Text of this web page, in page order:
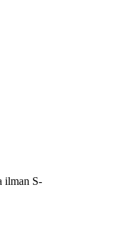
ilman S-